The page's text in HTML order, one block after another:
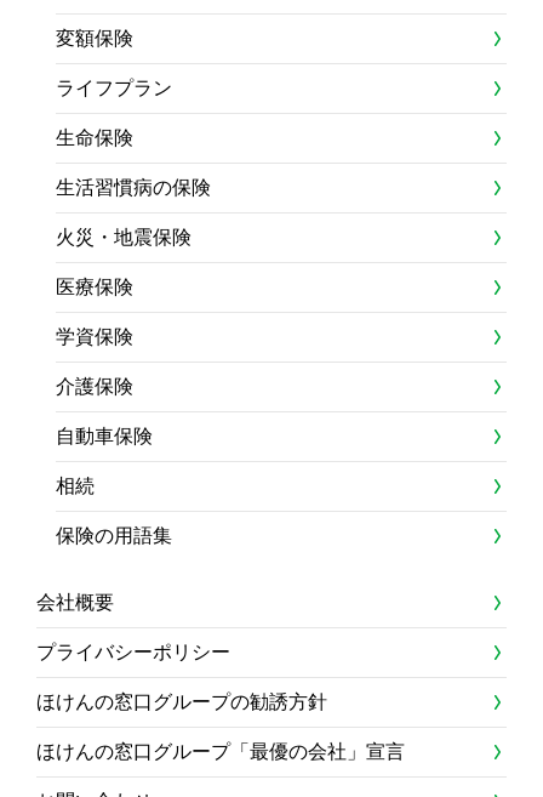
変額保険
ライフプラン
生命保険
生活習慣病の保険
火災・地震保険
医療保険
学資保険
介護保険
自動車保険
相続
保険の用語集
会社概要
プライバシーポリシー
ほけんの窓口グループの勧誘方針
ほけんの窓口グループ「最優の会社」宣言